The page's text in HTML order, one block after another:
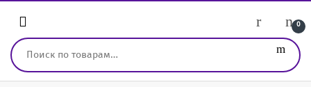
0
Искать: